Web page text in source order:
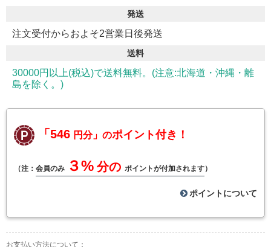
発送
注文受付からおよそ2営業日後発送
送料
30000円以上(税込)で送料無料。(注意:北海道・沖縄・離
島を除く。)
「546 円分」のポイント付き！
（注： 会員のみ ３% 分の ポイントが付加されます）
ポイントについて
お支払い方法について：